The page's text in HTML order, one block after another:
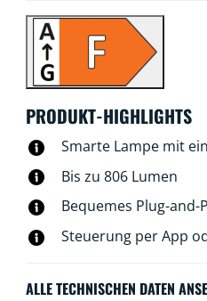
alle Deine Bedürfnisse und
der Zeitplanung auf kühles
konzentrieren musst, oder
Dich entspannen möchtest
und ganz zu genießen. Das
mit der WiZ App, der WiZ
mit Deiner Stimme steuern.
PRODUKT-HIGHLIGHTS
Smarte Lampe mit
Bis zu 806 Lumen
Bequemes Plug-and-
Steuerung per App
ALLE TECHNISCHEN DATEN